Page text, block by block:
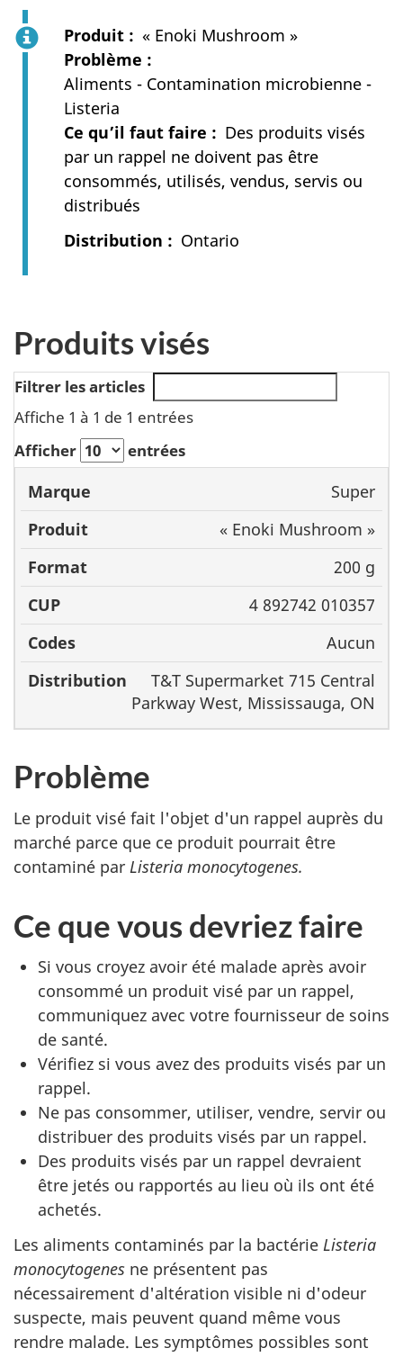
Produit
« Enoki Mushroom »
Problème
Aliments - Contamination microbienne -
Listeria
Ce qu’il faut faire
Des produits visés
par un rappel ne doivent pas être
consommés, utilisés, vendus, servis ou
distribués
Distribution
Ontario
Produits visés
Filtrer les articles
Affiche 1 à 1 de 1 entrées
Afficher
entrées
Marque
Produit
Format
CUP
Super
« Enoki Mushroom »
200 g
4 892742 010357
Aucun
T&T Supermarket 715 Central
Parkway West, Mississauga, ON
Problème
Le produit visé fait l'objet d'un rappel auprès du
marché parce que ce produit pourrait être
contaminé par Listeria monocytogenes.
Ce que vous devriez faire
Si vous croyez avoir été malade après avoir
consommé un produit visé par un rappel,
communiquez avec votre fournisseur de soins
de santé.
Vérifiez si vous avez des produits visés par un
rappel.
Ne pas consommer, utiliser, vendre, servir ou
distribuer des produits visés par un rappel.
Des produits visés par un rappel devraient
être jetés ou rapportés au lieu où ils ont été
achetés.
Les aliments contaminés par la bactérie Listeria
monocytogenes ne présentent pas
nécessairement d'altération visible ni d'odeur
suspecte, mais peuvent quand même vous
rendre malade. Les symptômes possibles sont